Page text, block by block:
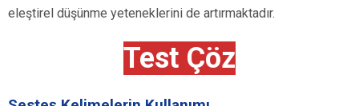
eleştirel düşünme yeteneklerini de artırmaktadır.
Test Çöz